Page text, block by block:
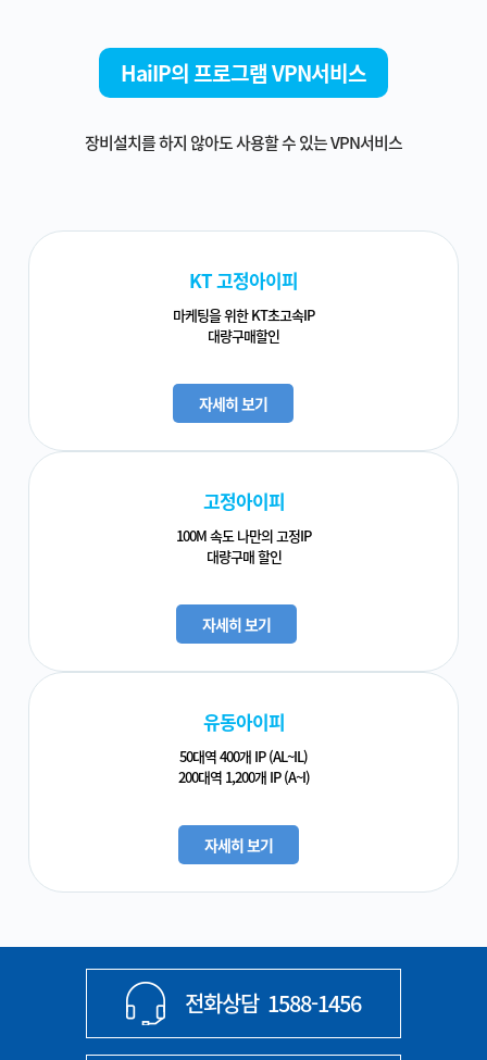
HaiIP의 프로그램 VPN서비스
장비설치를 하지 않아도 사용할 수 있는 VPN서비스
KT 고정아이피
마케팅을 위한 KT초고속IP
대량구매할인
자세히 보기
고정아이피
100M 속도 나만의 고정IP
대량구매 할인
자세히 보기
유동아이피
50대역 400개 IP (AL~IL)
200대역 1,200개 IP (A~I)
자세히 보기
전화상담 1588-1456